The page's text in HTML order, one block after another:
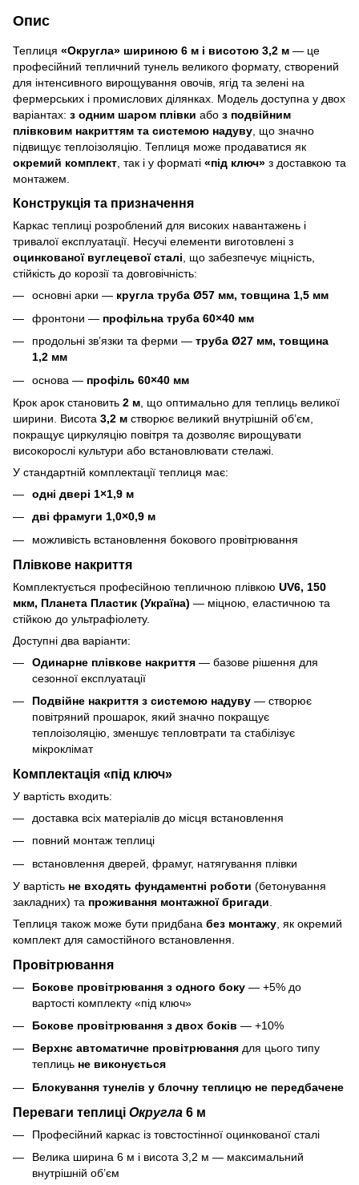
Опис
Теплиця «Округла» шириною 6 м і висотою 3,2 м — це
професійний тепличний тунель великого формату, створений
для інтенсивного вирощування овочів, ягід та зелені на
фермерських і промислових ділянках. Модель доступна у двох
варіантах: з одним шаром плівки або з подвійним
плівковим накриттям та системою надуву , що значно
підвищує теплоізоляцію. Теплиця може продаватися як
окремий комплект , так і у форматі «під ключ» з доставкою та
монтажем.
Конструкція та призначення
Каркас теплиці розроблений для високих навантажень і
тривалої експлуатації. Несучі елементи виготовлені з
оцинкованої вуглецевої сталі, що забезпечує міцність,
стійкість до корозії та довговічність:
основні арки — кругла труба Ø57 мм, товщина 1,5 мм
фронтони — профільна труба 60×40 мм
продольні зв’язки та ферми — труба Ø27 мм, товщина
1,2 мм
основа — профіль 60×40 мм
Крок арок становить 2 м , що оптимально для теплиць великої
ширини. Висота 3,2 м створює великий внутрішній об’єм,
покращує циркуляцію повітря та дозволяє вирощувати
високорослі культури або встановлювати стелажі.
У стандартній комплектації теплиця має:
одні двері 1×1,9 м
дві фрамуги 1,0×0,9 м
можливість встановлення бокового провітрювання
Плівкове накриття
Комплектується професійною тепличною плівкою UV6, 150
мкм, Планета Пластик (Україна) — міцною, еластичною та
стійкою до ультрафіолету.
Доступні два варіанти:
Одинарне плівкове накриття — базове рішення для
сезонної експлуатації
Подвійне накриття з системою надуву — створює
повітряний прошарок, який значно покращує
теплоізоляцію, зменшує тепловтрати та стабілізує
мікроклімат
Комплектація «під ключ»
У вартість входить:
доставка всіх матеріалів до місця встановлення
повний монтаж теплиці
встановлення дверей, фрамуг, натягування плівки
У вартість не входять фундаментні роботи (бетонування
закладних) та проживання монтажної бригади
Теплиця також може бути придбана без монтажу , як окремий
комплект для самостійного встановлення.
Провітрювання
Бокове провітрювання з одного боку — +5% до
вартості комплекту «під ключ»
Бокове провітрювання з двох боків — +10%
Верхнє автоматичне провітрювання для цього типу
теплиць не виконується
Блокування тунелів у блочну теплицю не передбачене
Переваги теплиці Округла 6 м
Професійний каркас із товстостінної оцинкованої сталі
Велика ширина 6 м і висота 3,2 м — максимальний
внутрішній об’єм